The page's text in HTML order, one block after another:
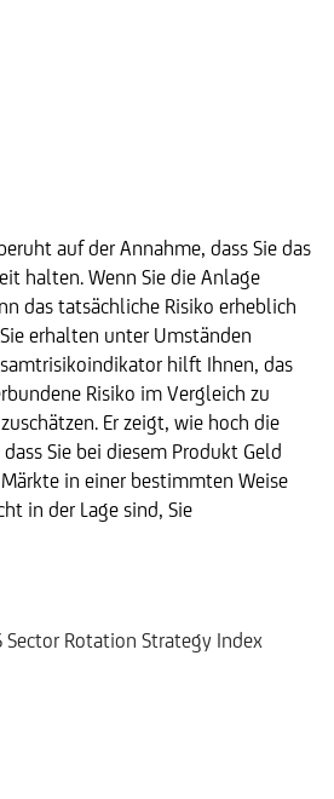
auf der Annahme, dass Sie das
halten. Wenn Sie die Anlage
das tatsächliche Risiko erheblich
erhalten unter Umständen
hilft Ihnen, das
Risiko im Vergleich zu
Er zeigt, wie hoch die
Sie bei diesem Produkt Geld
in einer bestimmten Weise
in der Lage sind, Sie
Sector Rotation Strategy Index